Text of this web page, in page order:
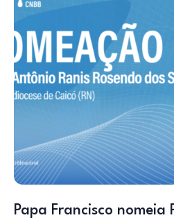
Papa Francisco nomeia